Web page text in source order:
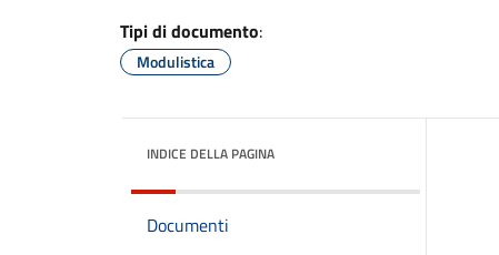
Tipi di documento:
Modulistica
INDICE DELLA PAGINA
Documenti